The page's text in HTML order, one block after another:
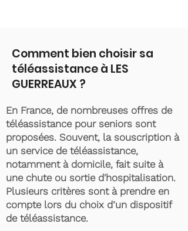
Comment bien choisir sa
téléassistance à LES
GUERREAUX ?
En France, de nombreuses offres de
téléassistance pour seniors sont
proposées. Souvent, la souscription à
un service de téléassistance,
notamment à domicile, fait suite à
une chute ou sortie d'hospitalisation.
Plusieurs critères sont à prendre en
compte lors du choix d’un dispositif
de téléassistance.